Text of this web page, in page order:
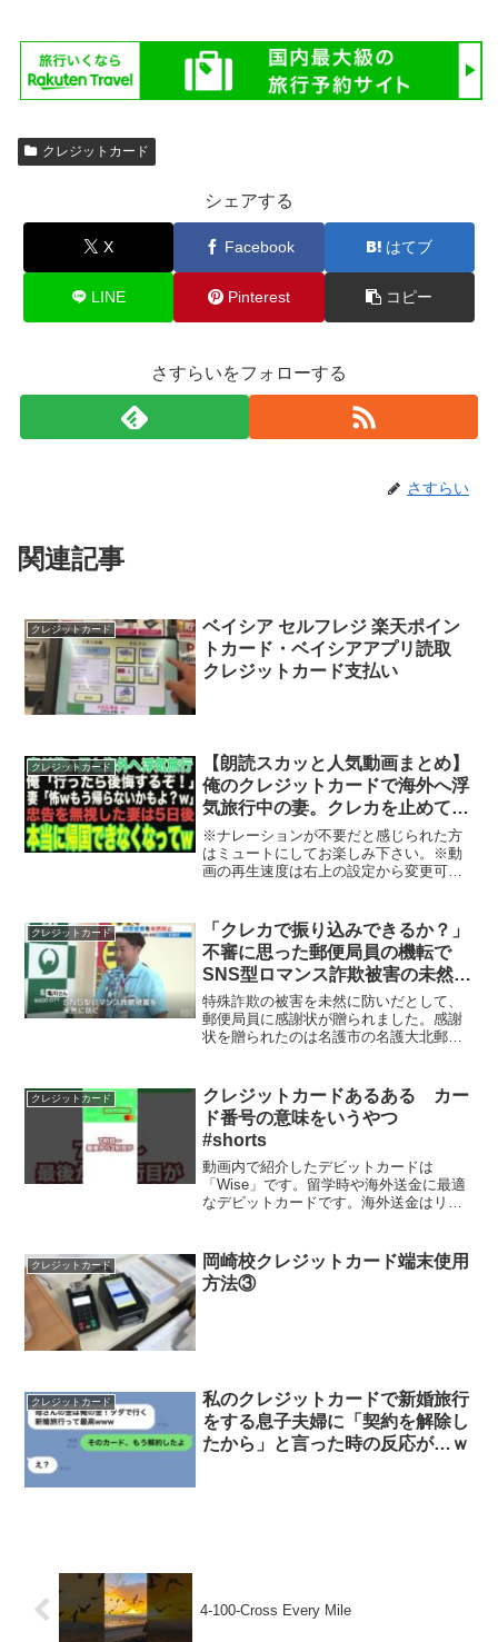
クレジットカード
シェアする
X Facebook はてブ
LINE Pinterest コピー
さすらいをフォローする
さすらい
関連記事
クレジットカード
ベイシア セルフレジ 楽天ポイン
トカード・ベイシアアプリ読取
クレジットカード支払い
クレジットカード
【朗読スカッと人気動画まとめ】
俺のクレジットカードで海外へ浮
気旅行中の妻。クレカを止めて日
本に戻れなくした上に、こっそり
引越しすると w
※ナレーションが不要だと感じられた方
はミュートにしてお楽しみ下さい。※動
画の再生速度は右上の設定から変更可能
関係ありません。※当チャンネルのスト
ーリーはオリジナルです。...
クレジットカード
「クレカで振り込みできるか？」
不審に思った郵便局員の機転で
SNS型ロマンス詐欺被害の未然防
止
特殊詐欺の被害を未然に防いだとして、
郵便局員に感謝状が贈られました。感謝
状を贈られたのは名護市の名護大北郵便
レジットカードで振り込みができるか」
と相談してきたことに違...
クレジットカード
クレジットカードあるある カー
ド番号の意味をいうやつ
#shorts
動画内で紹介したデビットカードは
「Wise」です。留学時や海外送金に最適
なデビットカードです。海外送金はリア
ンタクトレス決済機能が搭載、ATMでの
現金引出...
クレジットカード
岡崎校クレジットカード端末使用
方法③
クレジットカード
私のクレジットカードで新婚旅行
をする息子夫婦に「契約を解除し
たから」と言った時の反応が…ｗ
4-100-Cross Every Mile